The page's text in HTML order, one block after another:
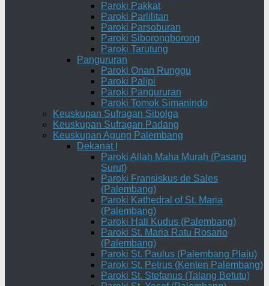
Paroki Pakkat
Paroki Parlilitan
Paroki Parsoburan
Paroki Siborongborong
Paroki Tarutung
Pangururan
Paroki Onan Runggu
Paroki Palipi
Paroki Pangururan
Paroki Tomok Simanindo
Keuskupan Sufragan Sibolga
Keuskupan Sufragan Padang
Keuskupan Agung Palembang
Dekanat I
Paroki Allah Maha Murah (Pasang
Surut)
Paroki Fransiskus de Sales
(Palembang)
Paroki Kathedral of St. Maria
(Palembang)
Paroki Hati Kudus (Palembang)
Paroki St. Maria Ratu Rosario
(Palembang)
Paroki St. Paulus (Palembang Plaju)
Paroki St. Petrus (Kenten Palembang)
Paroki St. Stefanus (Talang Betutu)